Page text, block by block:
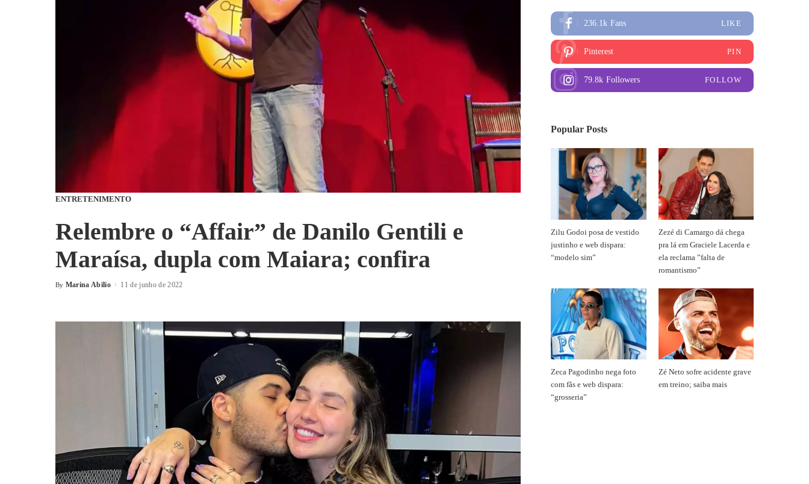
ENTRETENIMENTO
Relembre o “Affair” de Danilo Gentili e
Maraísa, dupla com Maiara; confira
By Marina Abilio 11 de junho de 2022
236.1k Fans LIKE
Pinterest PIN
79.8k Followers FOLLOW
Popular Posts
Zilu Godoi posa de vestido
justinho e web dispara:
“modelo sim”
Zezé di Camargo dá chega
pra lá em Graciele Lacerda e
ela reclama ”falta de
romantismo”
Zeca Pagodinho nega foto
com fãs e web dispara:
“grosseria”
Zé Neto sofre acidente grave
em treino; saiba mais